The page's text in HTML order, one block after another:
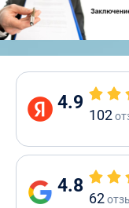
4.9
102
4.8
62